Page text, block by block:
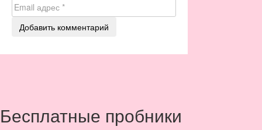
Бесплатные пробники